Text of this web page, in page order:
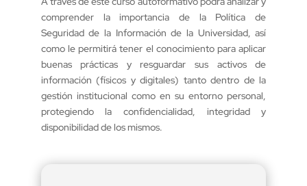
comprender la importancia de la Política de
Seguridad de la Información de la Universidad, así
como le permitirá tener el conocimiento para aplicar
buenas prácticas y resguardar sus activos de
información (físicos y digitales) tanto dentro de la
gestión institucional como en su entorno personal,
protegiendo la confidencialidad, integridad y
disponibilidad de los mismos.